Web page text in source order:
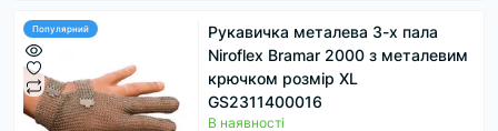
Популярний
Рукавичка металева 3-х пала
Niroflex Bramar 2000 з металевим
крючком розмір XL
GS2311400016
В наявності